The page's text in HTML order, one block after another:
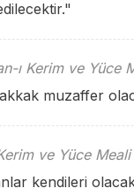
ı Kerim ve Yüce
muzaffer
ve Yüce Meali
kendileri